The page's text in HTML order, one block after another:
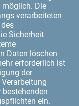
möglich. Die
verarbeiteten
Sicherheit
Daten löschen
erforderlich ist
der
ein.